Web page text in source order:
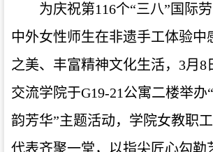
为庆祝第116个“三八”国际
中外女性师生在非遗手工体验中
之美、丰富精神文化生活，3月8
交流学院于G19-21公寓二楼举办
韵芳华”主题活动，学院女教职
代表齐聚一堂，以指尖匠心勾勒